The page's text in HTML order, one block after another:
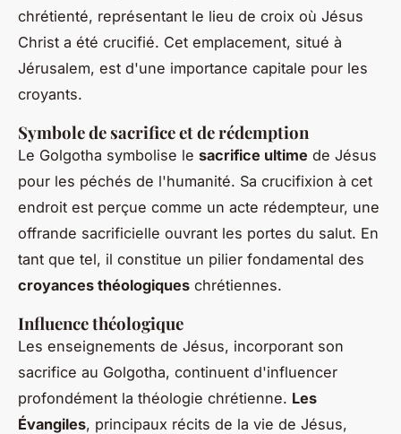
chrétienté, représentant le lieu de croix où Jésus
Christ a été crucifié. Cet emplacement, situé à
Jérusalem, est d'une importance capitale pour les
croyants.
Symbole de sacrifice et de rédemption
Le Golgotha symbolise le sacrifice ultime de Jésus
pour les péchés de l'humanité. Sa crucifixion à cet
endroit est perçue comme un acte rédempteur, une
offrande sacrificielle ouvrant les portes du salut. En
tant que tel, il constitue un pilier fondamental des
croyances théologiques chrétiennes.
Influence théologique
Les enseignements de Jésus, incorporant son
sacrifice au Golgotha, continuent d'influencer
profondément la théologie chrétienne. Les
Évangiles, principaux récits de la vie de Jésus,